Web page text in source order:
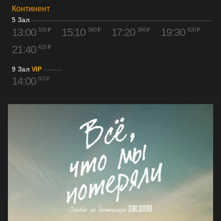
Континент
5 Зал
13:00 320 ₽ 15:10 360 ₽ 17:20 360 ₽ 19:30 420 ₽
21:40 420 ₽
9 ЗалVIP
14:00 800 ₽